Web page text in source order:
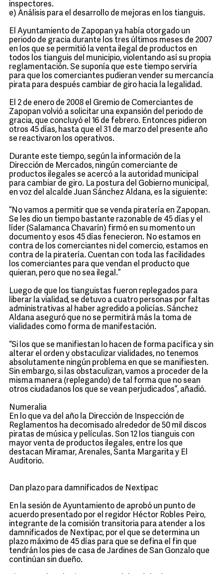
inspectores.
e) Análisis para el desarrollo de mejoras en los tianguis.
El Ayuntamiento de Zapopan ya había otorgado un
periodo de gracia durante los tres últimos meses de 2007
en los que se permitió la venta ilegal de productos en
todos los tianguis del municipio, violentando así su propia
reglamentación. Se suponía que este tiempo serviría
para que los comerciantes pudieran vender su mercancía
pirata para después cambiar de giro hacia la legalidad.
El 2 de enero de 2008 el Gremio de Comerciantes de
Zapopan volvió a solicitar una expansión del periodo de
gracia, que concluyó el 16 de febrero. Entonces pidieron
otros 45 días, hasta que el 31 de marzo del presente año
se reactivaron los operativos.
Durante este tiempo, según la información de la
Dirección de Mercados, ningún comerciante de
productos ilegales se acercó a la autoridad municipal
para cambiar de giro. La postura del Gobierno municipal,
en voz del alcalde Juan Sánchez Aldana, es la siguiente:
“No vamos a permitir que se venda piratería en Zapopan.
Se les dio un tiempo bastante razonable de 45 días y el
líder (Salamanca Chavarín) firmó en su momento un
documento y esos 45 días fenecieron. No estamos en
contra de los comerciantes ni del comercio, estamos en
contra de la piratería. Cuentan con toda las facilidades
los comerciantes para que vendan el producto que
quieran, pero que no sea ilegal.”
Luego de que los tianguistas fueron replegados para
liberar la vialidad, se detuvo a cuatro personas por faltas
administrativas al haber agredido a policías. Sánchez
Aldana aseguró que no se permitirá más la toma de
vialidades como forma de manifestación.
“Si los que se manifiestan lo hacen de forma pacífica y sin
alterar el orden y obstaculizar vialidades, no tenemos
absolutamente ningún problema en que se manifiesten.
Sin embargo, si las obstaculizan, vamos a proceder de la
misma manera (replegando) de tal forma que no sean
otros ciudadanos los que se vean perjudicados”, añadió.
Numeralia
En lo que va del año la Dirección de Inspección de
Reglamentos ha decomisado alrededor de 50 mil discos
piratas de música y películas. Son 12 los tianguis con
mayor venta de productos ilegales, entre los que
destacan Miramar, Arenales, Santa Margarita y El
Auditorio.
Dan plazo para damnificados de Nextipac
En la sesión de Ayuntamiento de aprobó un punto de
acuerdo presentado por el regidor Héctor Robles Peiro,
integrante de la comisión transitoria para atender a los
damnificados de Nextipac, por el que se determina un
plazo máximo de 45 días para que se defina el fin que
tendrán los pies de casa de Jardines de San Gonzalo que
continúan sin dueño.